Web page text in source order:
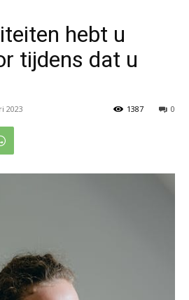
hebt u
tijdens dat u
2023 0
1387